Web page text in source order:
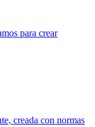
para crear
creada con normas